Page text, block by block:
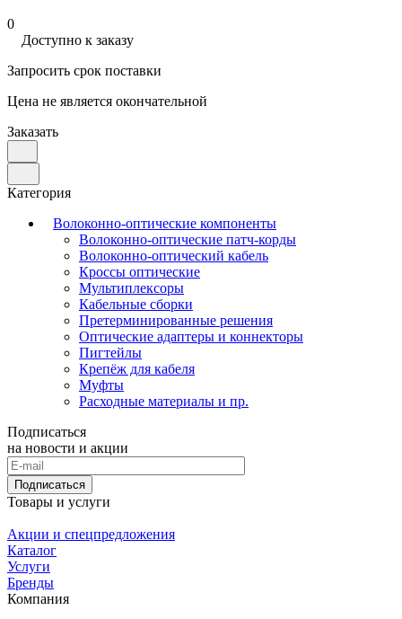
0
Доступно к заказу
Запросить срок поставки
Цена не является окончательной
Заказать
Категория
Волоконно-оптические компоненты
Волоконно-оптические патч-корды
Волоконно-оптический кабель
Кроссы оптические
Мультиплексоры
Кабельные сборки
Претерминированные решения
Оптические адаптеры и коннекторы
Пигтейлы
Крепёж для кабеля
Муфты
Расходные материалы и пр.
Подписаться
на новости и акции
Подписаться
Товары и услуги
Акции и спецпредложения
Каталог
Услуги
Бренды
Компания